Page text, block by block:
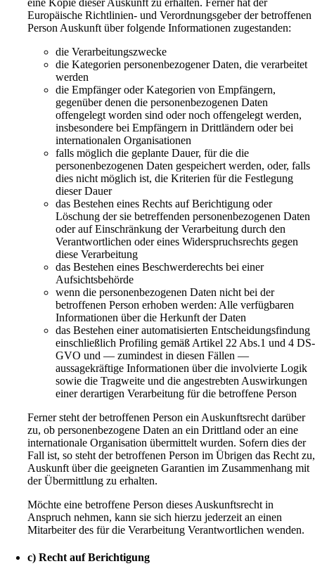
eine Kopie dieser Auskunft zu erhalten. Ferner hat der
Europäische Richtlinien- und Verordnungsgeber der betroffenen
Person Auskunft über folgende Informationen zugestanden:
die Verarbeitungszwecke
die Kategorien personenbezogener Daten, die verarbeitet
werden
die Empfänger oder Kategorien von Empfängern,
gegenüber denen die personenbezogenen Daten
offengelegt worden sind oder noch offengelegt werden,
insbesondere bei Empfängern in Drittländern oder bei
internationalen Organisationen
falls möglich die geplante Dauer, für die die
personenbezogenen Daten gespeichert werden, oder, falls
dies nicht möglich ist, die Kriterien für die Festlegung
dieser Dauer
das Bestehen eines Rechts auf Berichtigung oder
Löschung der sie betreffenden personenbezogenen Daten
oder auf Einschränkung der Verarbeitung durch den
Verantwortlichen oder eines Widerspruchsrechts gegen
diese Verarbeitung
das Bestehen eines Beschwerderechts bei einer
Aufsichtsbehörde
wenn die personenbezogenen Daten nicht bei der
betroffenen Person erhoben werden: Alle verfügbaren
Informationen über die Herkunft der Daten
das Bestehen einer automatisierten Entscheidungsfindung
einschließlich Profiling gemäß Artikel 22 Abs.1 und 4 DS-
GVO und — zumindest in diesen Fällen —
aussagekräftige Informationen über die involvierte Logik
sowie die Tragweite und die angestrebten Auswirkungen
einer derartigen Verarbeitung für die betroffene Person
Ferner steht der betroffenen Person ein Auskunftsrecht darüber
zu, ob personenbezogene Daten an ein Drittland oder an eine
internationale Organisation übermittelt wurden. Sofern dies der
Fall ist, so steht der betroffenen Person im Übrigen das Recht zu,
Auskunft über die geeigneten Garantien im Zusammenhang mit
der Übermittlung zu erhalten.
Möchte eine betroffene Person dieses Auskunftsrecht in
Anspruch nehmen, kann sie sich hierzu jederzeit an einen
Mitarbeiter des für die Verarbeitung Verantwortlichen wenden.
c) Recht auf Berichtigung